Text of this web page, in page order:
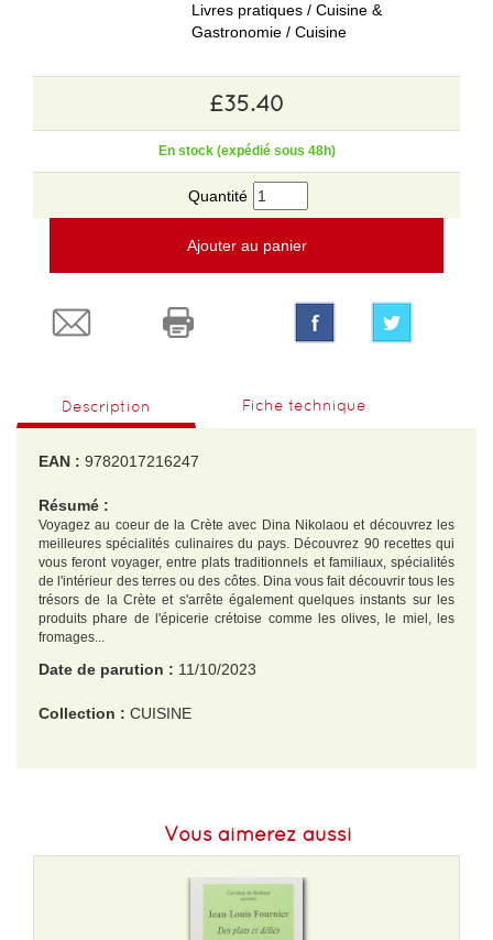
Livres pratiques / Cuisine &
Gastronomie / Cuisine
£35.40
En stock (expédié sous 48h)
Quantité
Ajouter au panier
Description Fiche technique
EAN : 9782017216247
Résumé :
Voyagez au coeur de la Crète avec Dina Nikolaou et découvrez les
meilleures spécialités culinaires du pays. Découvrez 90 recettes qui
vous feront voyager, entre plats traditionnels et familiaux, spécialités
de l'intérieur des terres ou des côtes. Dina vous fait découvrir tous les
trésors de la Crète et s'arrête également quelques instants sur les
produits phare de l'épicerie crétoise comme les olives, le miel, les
fromages...
Date de parution : 11/10/2023
Collection : CUISINE
Vous aimerez aussi